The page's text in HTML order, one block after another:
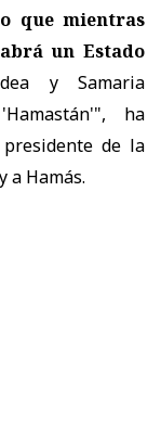
que mientras
un Estado
y Samaria
ha
de la
a Hamás.